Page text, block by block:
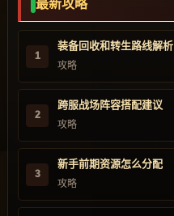
最新攻略
1
装备回收和转生路线解析
攻略
2
跨服战场阵容搭配建议
攻略
3
新手前期资源怎么分配
攻略